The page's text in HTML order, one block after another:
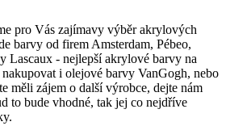
pro Vás zajímavy výběr akrylových
barvy od firem Amsterdam, Pébeo,
Lascaux - nejlepší akrylové barvy na
nakupovat i olejové barvy VanGogh, nebo
měli zájem o další výrobce, dejte nám
to bude vhodné, tak jej co nejdříve